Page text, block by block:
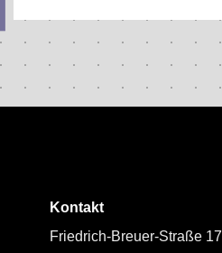
Kontakt
Friedrich-Breuer-Straße 17